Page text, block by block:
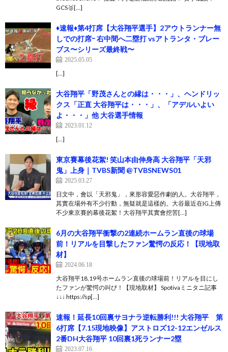
GCS🥈[…]
♦️速報♦️第4打席【大谷翔平選手】2アウトランナー無
しでの打席ｰ 右中間へ二塁打 vsアトランタ・ブレー
ブス〜シリーズ最終戦〜
2025.05.05
[…]
大谷翔平「野茂さんとの縁は・・・」、ヘンドリッ
クス「正直 大谷翔平は・・・」、「アデルいよい
よ・・・」他 大谷選手情報
2023.01.12
[…]
東京賽幕後花絮! 笑山本由伸身高 大谷翔平「天邪
鬼」上身｜TVBS新聞 @TVBSNEWS01
2025.03.27
日文中，會以「天邪鬼」，來形容愛惡作劇的人。大谷翔平，
其實在場外有不少行動，無疑就是這樣的。大谷最近在IG上傳
不少東京賽的幕後花絮！大谷翔平其實會挖苦[…]
6月の大谷翔平衝撃の2連続ホームラン直後の球場
前！リアルを目撃したファン驚愕の反応！【現地取
材】
2024.06.18
大谷翔平18,19号ホームラン直後の球場前！リアルを目にし
たファンが驚愕の叫び！【現地取材】 Spotivaミニタニ記事
↓↓↓ https://sp[…]
速報！延長10回裏サヨナラ逆転勝利!!! 大谷翔平 第
6打席【7.15現地映像】アストロズ12-12エンゼルス
2番DH大谷翔平 10回裏1死ランナー2塁
2023.07.16